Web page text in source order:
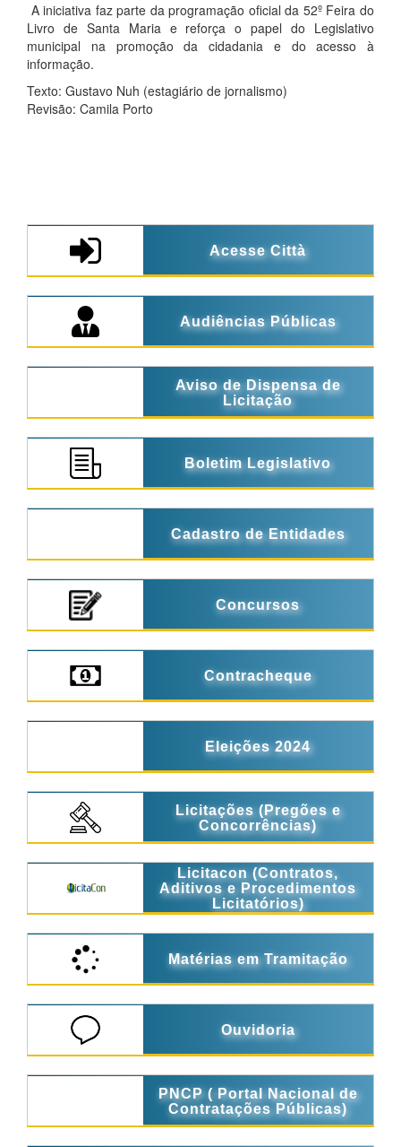
A iniciativa faz parte da programação oficial da 52º Feira do
Livro de Santa Maria e reforça o papel do Legislativo
municipal na promoção da cidadania e do acesso à
informação.
Texto: Gustavo Nuh (estagiário de jornalismo)
Revisão: Camila Porto
Acesse Città
Audiências Públicas
Aviso de Dispensa de
Licitação
Boletim Legislativo
Cadastro de Entidades
Concursos
Contracheque
Eleições 2024
Licitações (Pregões e
Concorrências)
Licitacon (Contratos,
Aditivos e Procedimentos
Licitatórios)
Matérias em Tramitação
Ouvidoria
PNCP ( Portal Nacional de
Contratações Públicas)